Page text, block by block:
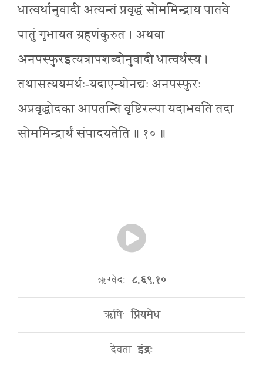
धात्वर्थानुवादी अत्यन्तं प्रवृद्धं सोममिन्द्राय पातवे
पातुं गृभायत ग्रहणंकुरुत । अथवा
अनपस्फुरइत्यत्रापशब्दोनुवादी धात्वर्थस्य ।
तथासत्ययमर्थः-यदाएन्योनद्यः अनपस्फुरः
अप्रवृद्धोदका आपतन्ति वृष्टिरल्पा यदाभवति तदा
सोममिन्द्रार्थं संपादयतेति ॥ १० ॥
ऋग्वेदः ८.६९.१०
ऋषिः प्रियमेध
देवता इंद्रः